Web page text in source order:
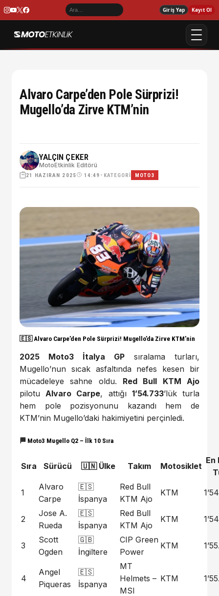
Giriş Yap Kayıt Ol
Alvaro Carpe’den Pole Sürprizi!
Mugello’da Zirve KTM’nin
YALÇIN ÇEKER
MotoEtkinlik Editörü
21 HAZIRAN 2025 14:49 • KATEGORI MOTO3
🇪🇸 Alvaro Carpe’den Pole Sürprizi! Mugello’da Zirve KTM’nin
2025 Moto3 İtalya GP sıralama turları,
Mugello’nun sıcak asfaltında nefes kesen bir
mücadeleye sahne oldu. Red Bull KTM Ajo
pilotuAlvaro Carpe, attığı 1’54.733’lük turla
hem pole pozisyonunu kazandı hem de
KTM’nin Mugello’daki hakimiyetini perçinledi.
🏁 Moto3 Mugello Q2 – İlk 10 Sıra
Sıra Sürücü 🇺🇳 Ülke Takım Motosiklet
En
1
Alvaro
Carpe
🇪🇸
İspanya
Red Bull
KTM Ajo
KTM
2
Jose A.
Rueda
🇪🇸
İspanya
Red Bull
KTM Ajo
KTM
3
Scott
Ogden
🇬🇧
İngiltere
CIP Green
Power
KTM
4
Angel
Piqueras
🇪🇸
İspanya
MT
Helmets –
MSI
KTM